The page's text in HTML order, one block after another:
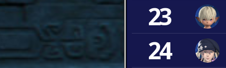
23
24